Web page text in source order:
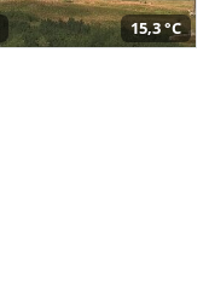
15,3 °C